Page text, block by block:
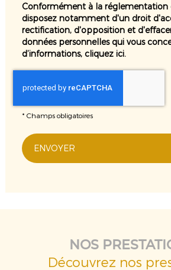
Conformément à la réglementation
disposez notamment d'un droit
rectification, d'opposition et
données personnelles qui vous
d’informations, cliquez ici.
* Champs obligatoires
NOS
Découvrez nos